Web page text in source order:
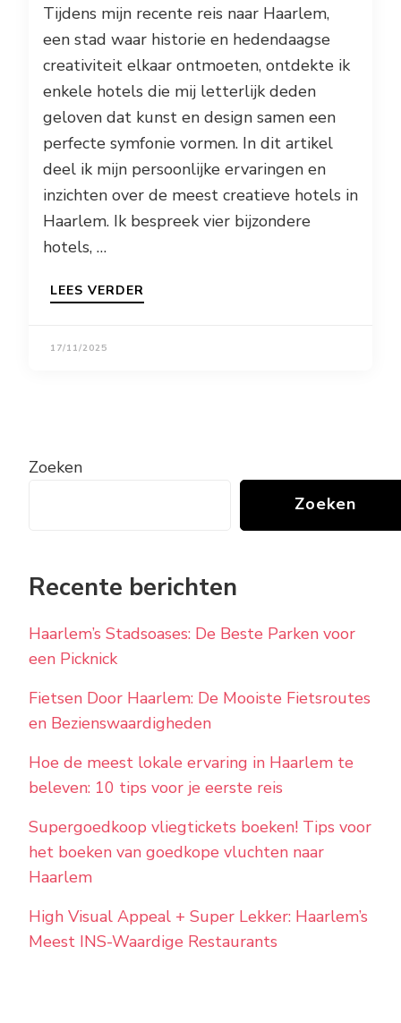
Tijdens mijn recente reis naar Haarlem,
een stad waar historie en hedendaagse
creativiteit elkaar ontmoeten, ontdekte ik
enkele hotels die mij letterlijk deden
geloven dat kunst en design samen een
perfecte symfonie vormen. In dit artikel
deel ik mijn persoonlijke ervaringen en
inzichten over de meest creatieve hotels in
Haarlem. Ik bespreek vier bijzondere
hotels, …
LEES VERDER
17/11/2025
Zoeken
Zoeken
Recente berichten
Haarlem’s Stadsoases: De Beste Parken voor
een Picknick
Fietsen Door Haarlem: De Mooiste Fietsroutes
en Bezienswaardigheden
Hoe de meest lokale ervaring in Haarlem te
beleven: 10 tips voor je eerste reis
Supergoedkoop vliegtickets boeken! Tips voor
het boeken van goedkope vluchten naar
Haarlem
High Visual Appeal + Super Lekker: Haarlem’s
Meest INS-Waardige Restaurants